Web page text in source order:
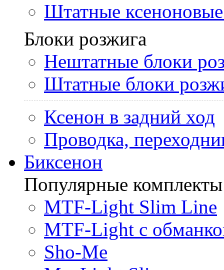
Штатные
Блоки розжига
Нештатные блоки
Штатные блоки
Ксенон в задний ход
Проводка,
Биксенон
Популярные комплекты
MTF-Light Slim Line
MTF-Light с
Sho-Me